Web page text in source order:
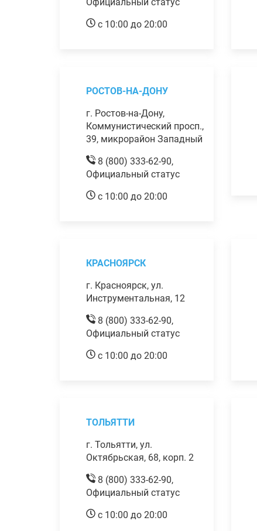
с 10:00 до 20:00
РОСТОВ-НА-ДОНУ
г. Ростов-на-Дону,
Коммунистический просп.,
39, микрорайон Западный
8 (800) 333-62-90,
Официальный статус
с 10:00 до 20:00
КРАСНОЯРСК
г. Красноярск, ул.
Инструментальная, 12
8 (800) 333-62-90,
Официальный статус
с 10:00 до 20:00
ТОЛЬЯТТИ
г. Тольятти, ул.
Октябрьская, 68, корп. 2
8 (800) 333-62-90,
Официальный статус
с 10:00 до 20:00